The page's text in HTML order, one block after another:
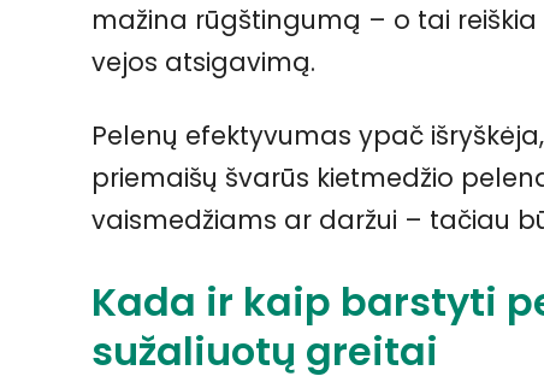
mažina rūgštingumą – o tai
vejos atsigavimą.
Pelenų efektyvumas ypač
priemaišų švarūs kietmedžio
vaismedžiams ar daržui – tačiau
Kada ir kaip barstyti
sužaliuotų greitai